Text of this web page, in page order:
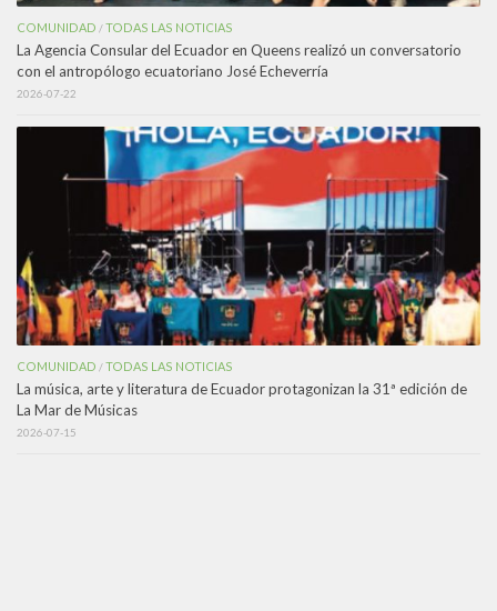
COMUNIDAD /TODAS LAS NOTICIAS
La Agencia Consular del Ecuador en Queens realizó un conversatorio
con el antropólogo ecuatoriano José Echeverría
2026-07-22
COMUNIDAD /TODAS LAS NOTICIAS
La música, arte y literatura de Ecuador protagonizan la 31ª edición de
La Mar de Músicas
2026-07-15